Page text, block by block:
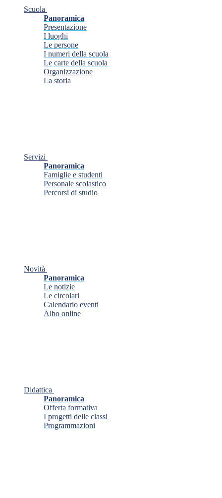
Scuola
Panoramica
Presentazione
I luoghi
Le persone
I numeri della scuola
Le carte della scuola
Organizzazione
La storia
Servizi
Panoramica
Famiglie e studenti
Personale scolastico
Percorsi di studio
Novità
Panoramica
Le notizie
Le circolari
Calendario eventi
Albo online
Didattica
Panoramica
Offerta formativa
I progetti delle classi
Programmazioni